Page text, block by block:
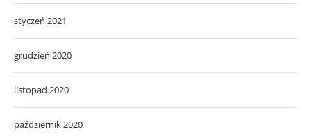
styczeń 2021
grudzień 2020
listopad 2020
październik 2020